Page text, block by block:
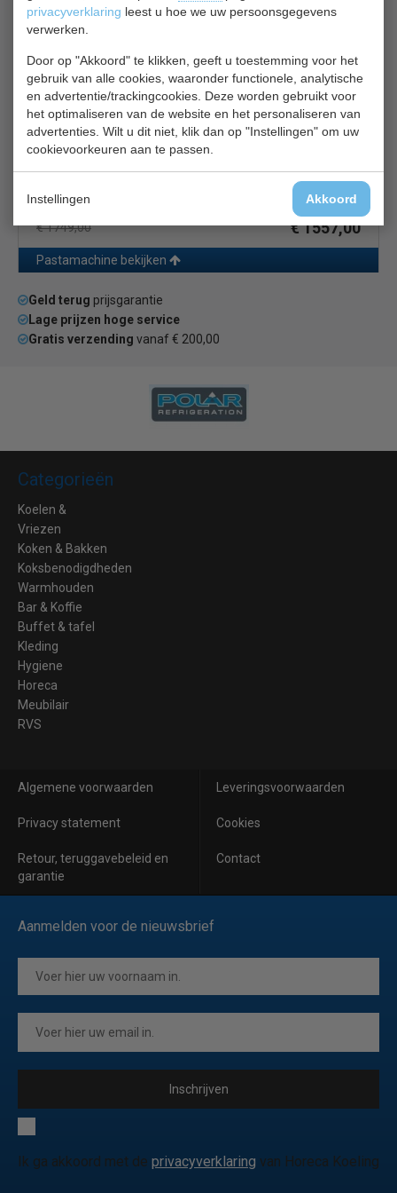
privacyverklaring leest u hoe we uw persoonsgegevens
verwerken.
Door op "Akkoord" te klikken, geeft u toestemming voor het
gebruik van alle cookies, waaronder functionele, analytische
en advertentie/trackingcookies. Deze worden gebruikt voor
het optimaliseren van de website en het personaliseren van
advertenties. Wilt u dit niet, klik dan op "Instellingen" om uw
cookievoorkeuren aan te passen.
Instellingen Akkoord
uw machine uit te breiden met diverse accessoires, heeft u alles
wat u nodig heeft om de heerlijkste pastagerechten te bereiden.
Pastamachine bekijken
Imperia K 582
Pastamachine Elektrisch
€ 1749,00
€ 1557,00
Pastamachine bekijken
Geld terug prijsgarantie
Lage prijzen hoge service
Gratis verzending vanaf € 200,00
Categorieën
Koelen &
Vriezen
Koken & Bakken
Koksbenodigdheden
Warmhouden
Bar & Koffie
Buffet & tafel
Kleding
Hygiene
Horeca
Meubilair
RVS
Algemene voorwaarden Leveringsvoorwaarden
Privacy statement Cookies
Retour, teruggavebeleid en
garantie
Contact
Aanmelden voor de nieuwsbrief
Inschrijven
Ik ga akkoord met de privacyverklaring van Horeca Koeling